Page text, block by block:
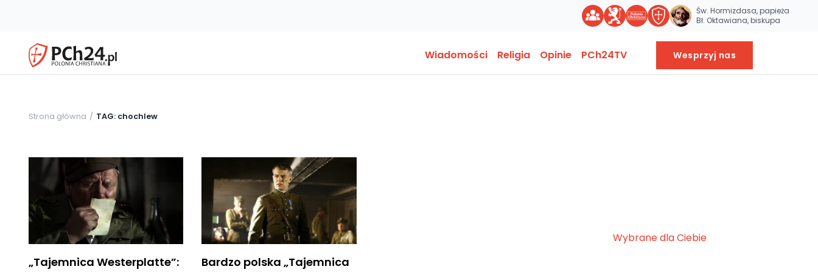
Św. Hormizdasa, papieża
Bł. Oktawiana, biskupa
Wiadomości Religia Opinie PCh24TV Wesprzyj nas
Strona główna TAG: chochlew
„Tajemnica Westerplatte”:
Bardzo polska „Tajemnica
Wybrane dla Ciebie